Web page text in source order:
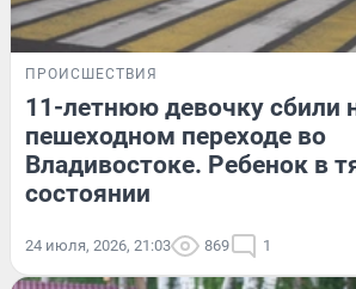
ПРОИСШЕСТВИЯ
11-летнюю девочку сбили
пешеходном переходе во
Владивостоке. Ребенок в
состоянии
24 июля, 2026, 21:03 869 1